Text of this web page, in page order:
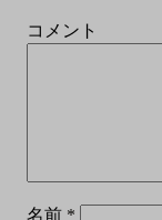
コメント
名前 *